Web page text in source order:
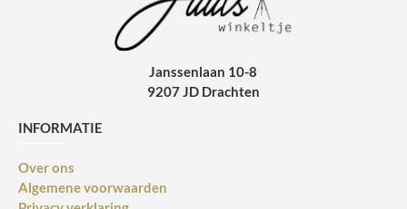
Janssenlaan 10-8
9207 JD Drachten
INFORMATIE
Over ons
Algemene voorwaarden